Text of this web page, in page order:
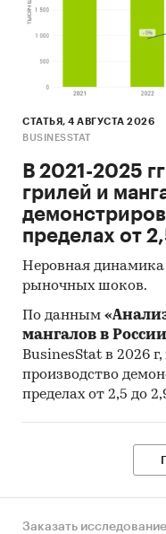
СТАТЬЯ, 4 АВГУСТА 2026
BUSINESSTAT
В 2021-2025
грилей и
пределах от
Неровная динамика
рыночных шоков.
По данным
мангалов в
BusinesStat в 2026 г,
производство
пределах от 2,5 до
Заказать исследование